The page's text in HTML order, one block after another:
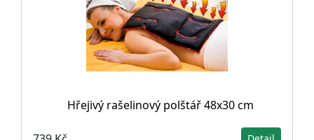
Hřejivý rašelinový polštář 48x30 cm